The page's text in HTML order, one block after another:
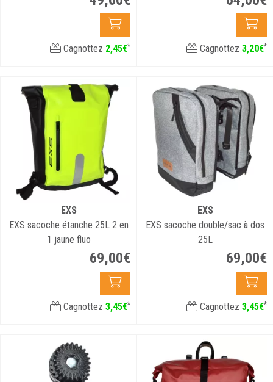
Cagnottez 2,45€* Cagnottez 3,20€*
EXS
EXS sacoche étanche 25L 2 en
1 jaune fluo
69,00€
Cagnottez 3,45€*
EXS
EXS sacoche double/sac à dos
25L
69,00€
Cagnottez 3,45€*